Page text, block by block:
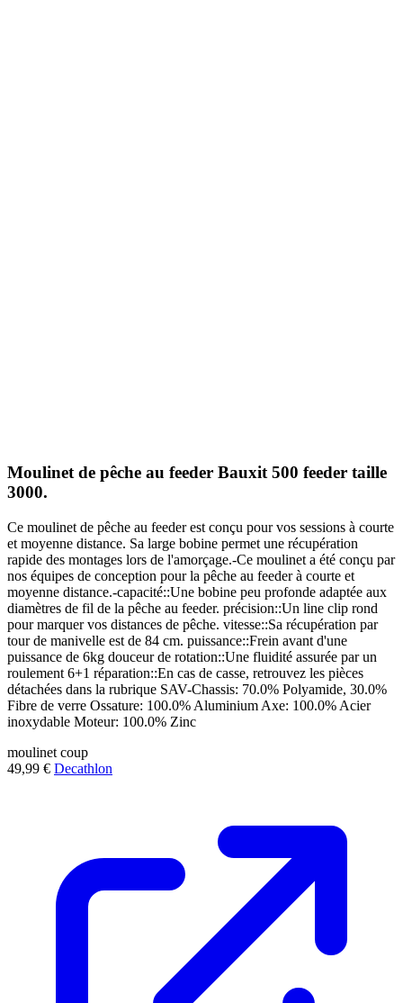
Moulinet de pêche au feeder Bauxit 500 feeder taille
3000.
Ce moulinet de pêche au feeder est conçu pour vos sessions à courte
et moyenne distance. Sa large bobine permet une récupération
rapide des montages lors de l'amorçage.-Ce moulinet a été conçu par
nos équipes de conception pour la pêche au feeder à courte et
moyenne distance.-capacité::Une bobine peu profonde adaptée aux
diamètres de fil de la pêche au feeder. précision::Un line clip rond
pour marquer vos distances de pêche. vitesse::Sa récupération par
tour de manivelle est de 84 cm. puissance::Frein avant d'une
puissance de 6kg douceur de rotation::Une fluidité assurée par un
roulement 6+1 réparation::En cas de casse, retrouvez les pièces
détachées dans la rubrique SAV-Chassis: 70.0% Polyamide, 30.0%
Fibre de verre Ossature: 100.0% Aluminium Axe: 100.0% Acier
inoxydable Moteur: 100.0% Zinc
moulinet coup
49,99 € Decathlon